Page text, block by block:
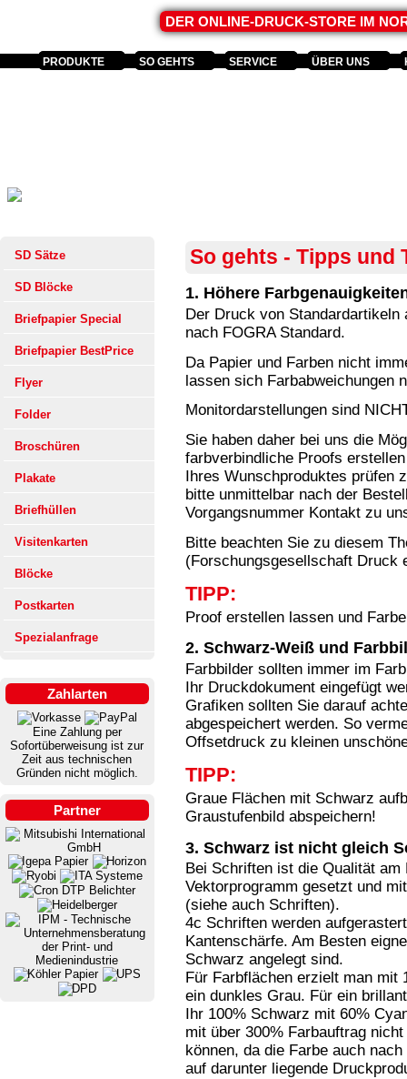
DER ONLINE-DRUCK-STORE IM
PRODUKTE SO GEHTS SERVICE ÜBER UNS
SD Sätze
SD Blöcke
Briefpapier Special
Briefpapier BestPrice
Flyer
Folder
Broschüren
Plakate
Briefhüllen
Visitenkarten
Blöcke
Postkarten
Spezialanfrage
Zahlarten
Eine Zahlung per
Sofortüberweisung ist zur
Zeit aus technischen
Gründen nicht möglich.
Partner
So gehts - Tipps und
1. Höhere
Der Druck von
nach FOGRA Standard.
Da Papier und Farben nicht
lassen sich Farbabweichungen
Monitordarstellungen sind
Sie haben daher bei uns die
farbverbindliche Proofs
Ihres Wunschproduktes prüfen
bitte unmittelbar nach der
Vorgangsnummer Kontakt zu
Bitte beachten Sie zu diesem
(Forschungsgesellschaft Druck
TIPP:
Proof erstellen lassen und
2. Schwarz-Weiß und
Farbbilder sollten immer im
Ihr Druckdokument eingefügt
Grafiken sollten Sie darauf
abgespeichert werden. So
Offsetdruck zu kleinen
TIPP:
Graue Flächen mit Schwarz
Graustufenbild abspeichern!
3. Schwarz ist nicht gleich
Bei Schriften ist die Qualität
Vektorprogramm gesetzt und
(siehe auch Schriften).
4c Schriften werden
Kantenschärfe. Am Besten
Schwarz angelegt sind.
Für Farbflächen erzielt man
ein dunkles Grau. Für ein
Ihr 100% Schwarz mit 60%
mit über 300% Farbauftrag
können, da die Farbe auch
auf darunter liegende